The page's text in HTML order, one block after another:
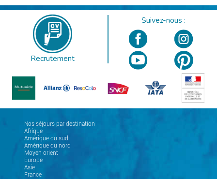
Recrutement
Suivez-nous :
Nos séjours par destination
Afrique
Amérique du sud
Amérique du nord
Moyen orient
Europe
Asie
France